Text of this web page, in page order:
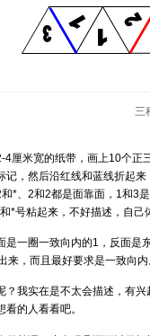
三
4厘米宽的纸带，画上10个正
记，然后沿红线和蓝线折起
*、2和2都是面靠面，1和3
*号粘起来，不好描述，自
是一圈一致向内的1，反面是
来，而且最好要求是一致向内
？我实在是不太会描述，有
看的人看看吧。